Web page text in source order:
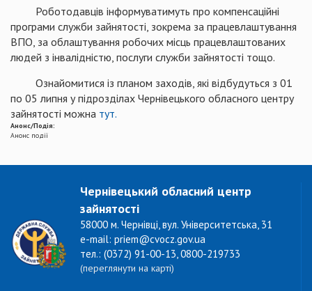
Роботодавців інформуватимуть про компенсаційні
програми служби зайнятості, зокрема за працевлаштування
ВПО, за облаштування робочих місць працевлаштованих
людей з інвалідністю, послуги служби зайнятості тощо.
Ознайомитися із планом заходів, які відбудуться з 01
по 05 липня у підрозділах Чернівецького обласного центру
зайнятості можна тут.
Анонс/Подія:
Анонс події
Чернівецький обласний центр
зайнятості
58000 м. Чернівці, вул. Університетська, 31
e-mail: priem@cvocz.gov.ua
тел.: (0372) 91-00-13, 0800-219733
(переглянути на карті)